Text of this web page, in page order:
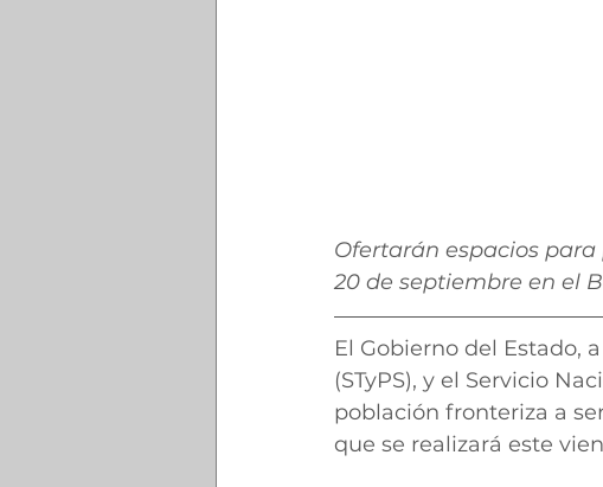
Ofertarán espacios para
20 de septiembre en el
El Gobierno del Estado,
(STyPS), y el Servicio
población fronteriza a
que se realizará este